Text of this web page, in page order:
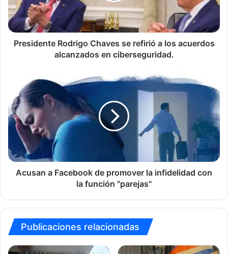
los
acuerdos
alcanzados
en
ciberseguridad.
Presidente Rodrigo Chaves se refirió a los acuerdos
alcanzados en ciberseguridad.
Facebook
de
promover
la
infidelidad
con
la
función
Acusan a Facebook de promover la infidelidad con
la función "parejas"
Publicaciones relacionadas